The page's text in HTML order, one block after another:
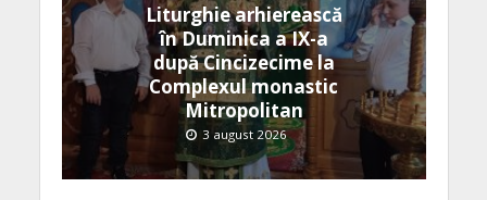
Liturghie arhierească
în Duminica a IX-a
după Cincizecime la
Complexul monastic
Mitropolitan
3 august 2026